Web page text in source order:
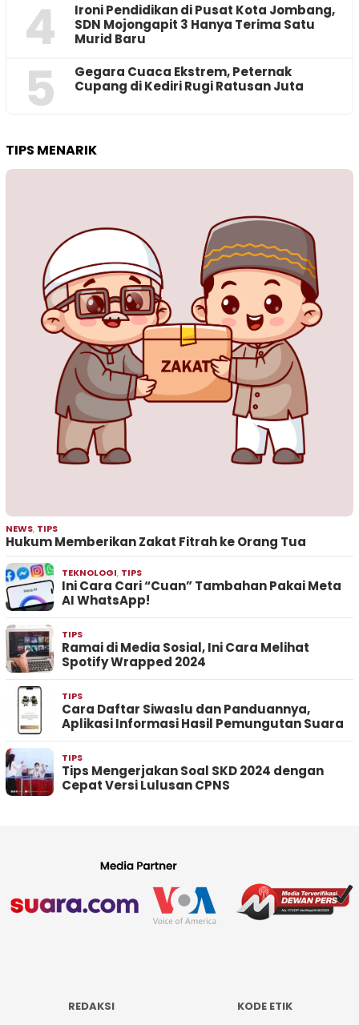
4
Ironi Pendidikan di Pusat Kota Jombang,
SDN Mojongapit 3 Hanya Terima Satu
Murid Baru
5
‎Gegara Cuaca Ekstrem, Peternak
Cupang di Kediri Rugi Ratusan Juta
TIPS MENARIK
NEWS, TIPS
Hukum Memberikan Zakat Fitrah ke Orang Tua
TEKNOLOGI, TIPS
Ini Cara Cari “Cuan” Tambahan Pakai Meta
AI WhatsApp!
TIPS
Ramai di Media Sosial, Ini Cara Melihat
Spotify Wrapped 2024
TIPS
Cara Daftar Siwaslu dan Panduannya,
Aplikasi Informasi Hasil Pemungutan Suara
TIPS
Tips Mengerjakan Soal SKD 2024 dengan
Cepat Versi Lulusan CPNS
REDAKSI
KODE ETIK